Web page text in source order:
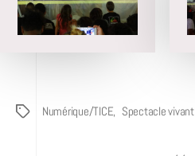
ÉtiquettesNumérique/TICE, Spectacle vivant